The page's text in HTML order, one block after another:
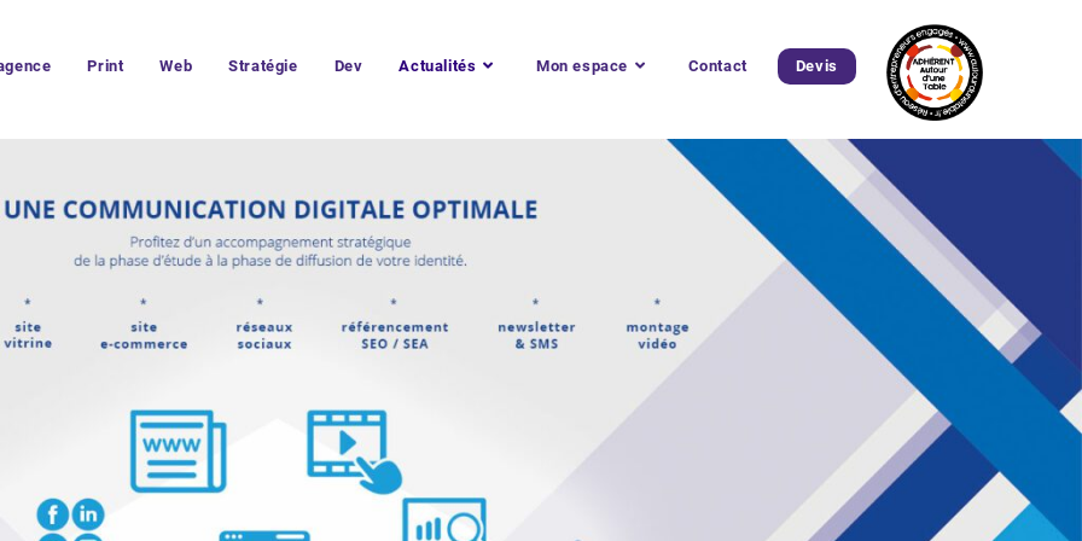
Print Web Stratégie Dev Actualités Mon espace Contact Devis